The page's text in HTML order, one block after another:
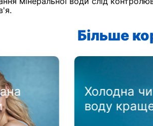
Більше
Як
вистачає
основних